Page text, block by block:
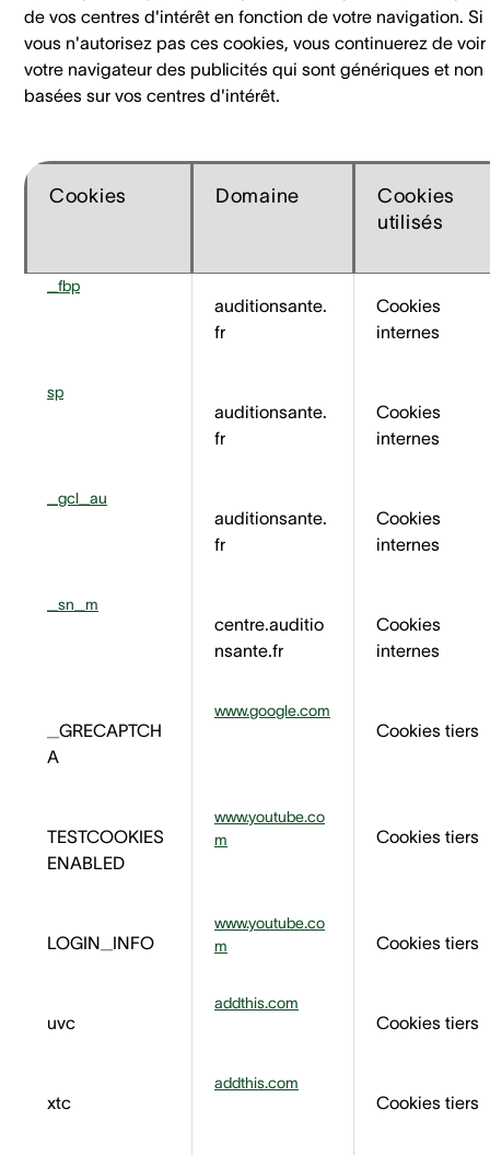
de vos centres d'intérêt en fonction de votre navigation. Si
vous n'autorisez pas ces cookies, vous continuerez de voir
votre navigateur des publicités qui sont génériques et non
basées sur vos centres d'intérêt.
Cookies Domaine
Cookies
utilisés
_fbp
auditionsante.
fr
Cookies
internes
sp
auditionsante.
fr
Cookies
internes
_gcl_au
auditionsante.
fr
Cookies
internes
_sn_m
centre.auditio
nsante.fr
Cookies
internes
_GRECAPTCH
A
www.google.com
Cookies tiers
TESTCOOKIES
ENABLED
www.youtube.co
m
Cookies tiers
LOGIN_INFO
www.youtube.co
m
Cookies tiers
uvc
addthis.com
Cookies tiers
xtc
addthis.com
Cookies tiers